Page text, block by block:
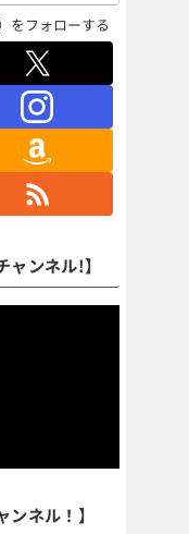
をフォローする
ャンネル!】
ンネル！】